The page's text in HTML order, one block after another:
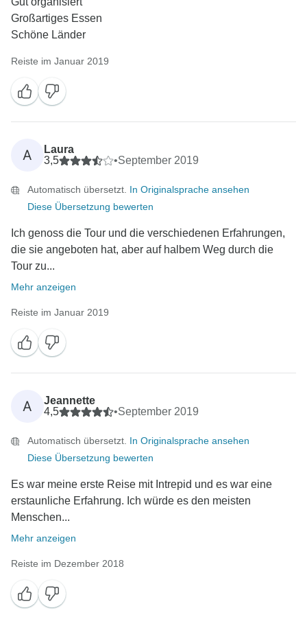
Großartiges Essen
Schöne Länder
Reiste im Januar 2019
A
Laura
3,5
•September 2019
Automatisch übersetzt. In Originalsprache ansehen
Diese Übersetzung bewerten
Ich genoss die Tour und die verschiedenen Erfahrungen,
die sie angeboten hat, aber auf halbem Weg durch die
Tour zu...
Mehr anzeigen
Reiste im Januar 2019
A
Jeannette
4,5
•September 2019
Automatisch übersetzt. In Originalsprache ansehen
Diese Übersetzung bewerten
Es war meine erste Reise mit Intrepid und es war eine
erstaunliche Erfahrung. Ich würde es den meisten
Menschen...
Mehr anzeigen
Reiste im Dezember 2018